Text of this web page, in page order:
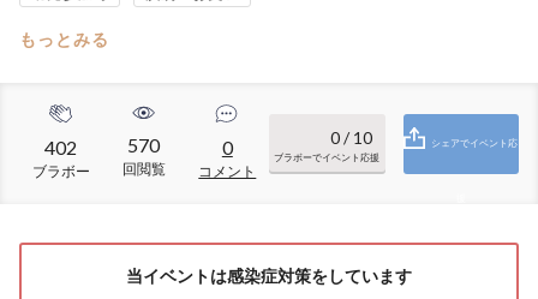
もっとみる
402
ブラボー
570
回閲覧
0
コメント
0/ 10
ブラボーでイベント応援
シェアでイベント応
当イベントは感染症対策をしています